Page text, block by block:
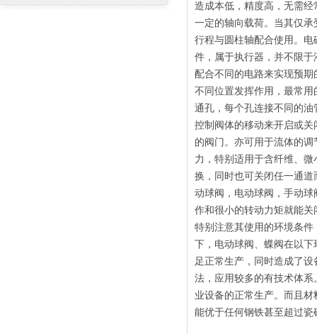
造成本低，精度高，无需
一定的轴向载荷。当其仅
行程与圆柱轴配合使用。电
件，属于执行器，并不限
配合不同的电路来实现预
不同位置发挥作用，最常
通孔，每个孔连接不同的
控制阀体的移动来开启或
的阀门。亦可用于流体的
力，特别适用于含纤维、
换，同时也可关闭任一通
动球阀，电动球阀，手动
作和很小的转动力矩就能
特别注意其使用的环境条
下，电动球阀、蝶阀在以
足正常生产，同时造成了
法，应用较多的有技术体
业设备的正常生产。而且
能优于任何钢铁甚至超过